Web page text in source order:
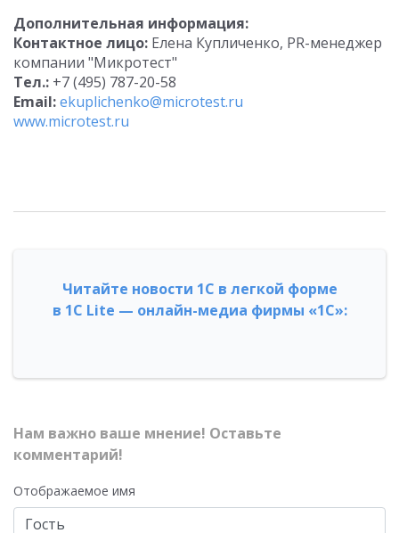
Дополнительная информация:
Контактное лицо: Елена Купличенко, PR-менеджер
компании "Микротест"
Тел.: +7 (495) 787-20-58
Email:ekuplichenko@microtest.ru
www.microtest.ru
Читайте новости 1С в легкой форме
в 1С Lite — онлайн-медиа фирмы «1С»:
Нам важно ваше мнение! Оставьте
комментарий!
Отображаемое имя